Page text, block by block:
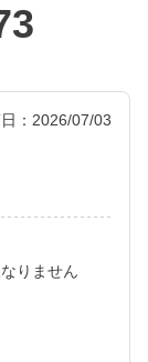
あたり、新イメ
）さんが就任
ィーク）／CLE
充実したライ
れるタイプ、普
トレンズまで、
い続けていま
：2026/07/03
りません